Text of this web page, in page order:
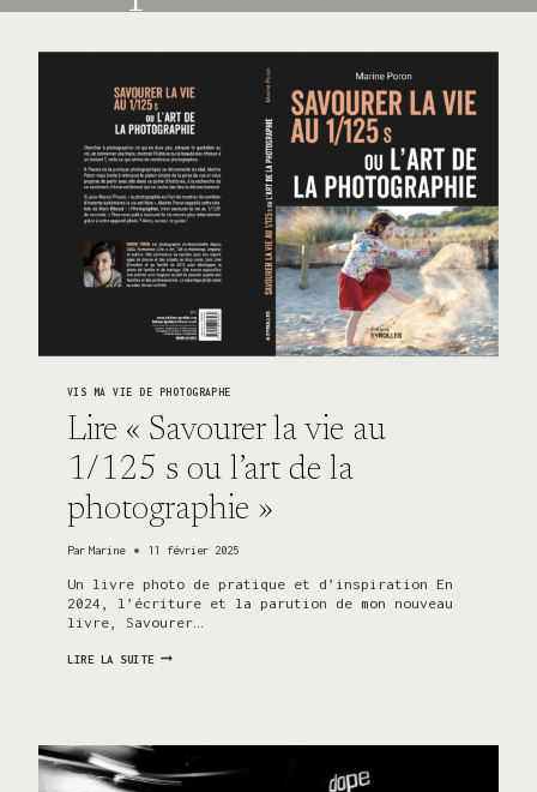
VIS MA VIE DE PHOTOGRAPHE
Lire « Savourer la vie au
1/125 s ou l’art de la
photographie »
Par Marine 11 février 2025
Un livre photo de pratique et d’inspiration En
2024, l’écriture et la parution de mon nouveau
livre, Savourer…
LIRE LA SUITELIRE
S
L’ART